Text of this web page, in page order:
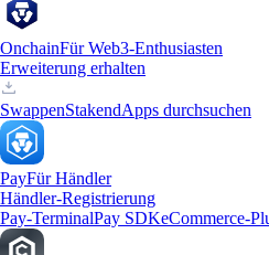
OnchainFür Web3-Enthusiasten
Erweiterung erhalten
SwappenStakendApps durchsuchen
PayFür Händler
Händler-Registrierung
Pay-TerminalPay SDKeCommerce-